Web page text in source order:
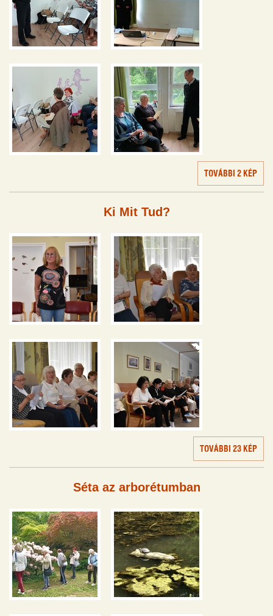
TOVÁBBI 2 KÉP
Ki Mit Tud?
TOVÁBBI 23 KÉP
Séta az arborétumban